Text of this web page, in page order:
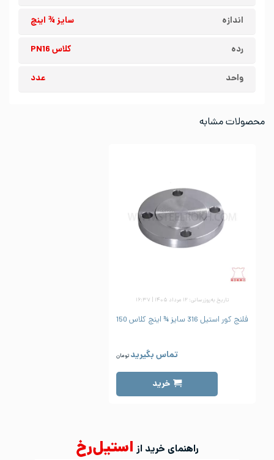
اندازه سایز ¾ اینچ
رده کلاس PN16
واحد عدد
محصولات مشابه
تاریخ به‌روزرسانی: ۱۲ مرداد ۱۴۰۵ | ۱۶:۳۷
فلنج کور استیل 316 سایز ¾ اینچ کلاس 150
تماس بگیرید تومان
خرید
راهنمای خرید از استیل‌رخ